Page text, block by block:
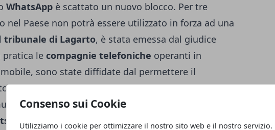
Consenso sui Cookie
Utilizziamo i cookie per ottimizzare il nostro sito web e il nostro servizio.
WhatsApp è scattato un nuovo blocco. Per tre
nel Paese non potrà essere utilizzato in forza ad una
tribunale di Lagarto, è stata emessa dal giudice
pratica le compagnie telefoniche operanti in
sono state diffidate dal permettere il
servizio dimessaggistica istantaneaaltrimenti
La sentenza fa seguito alla mancata
nel fornire i dati relativi ad utenti del servizio